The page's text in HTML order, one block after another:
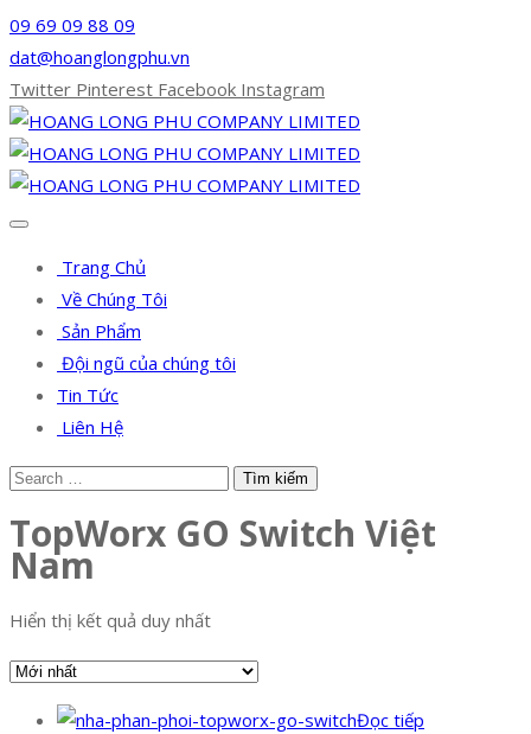
09 69 09 88 09
dat@hoanglongphu.vn
Twitter Pinterest Facebook Instagram
Trang Chủ
Về Chúng Tôi
Sản Phẩm
Đội ngũ của chúng tôi
Tin Tức
Liên Hệ
TopWorx GO Switch Việt
Nam
Hiển thị kết quả duy nhất
Đọc tiếp